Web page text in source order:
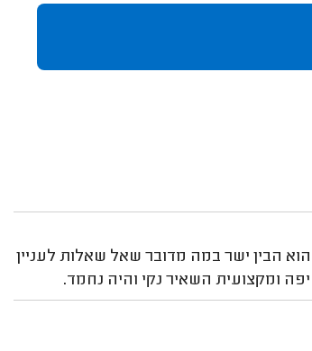
הבין ישר במה מדובר שאל שאלות לעניין
ומקצועית השאיר נקי והיה נחמד.